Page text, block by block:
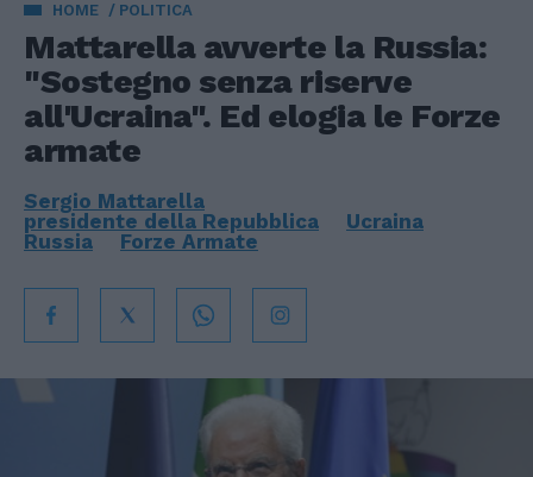
HOME POLITICA
Mattarella avverte la Russia:
"Sostegno senza riserve
all'Ucraina". Ed elogia le Forze
armate
Sergio Mattarella
presidente della Repubblica
Ucraina
Russia
Forze Armate